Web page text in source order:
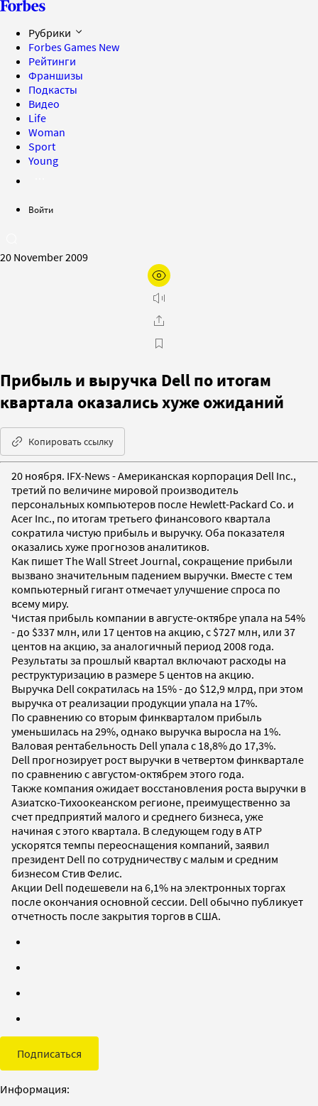
Рубрики
Forbes Games New
Рейтинги
Франшизы
Подкасты
Видео
Life
Woman
Sport
Young
Войти
20 November 2009
Прибыль и выручка Dell по итогам
квартала оказались хуже ожиданий
Копировать ссылку
20 ноября. IFX-News - Американская корпорация Dell Inc.,
третий по величине мировой производитель
персональных компьютеров после Hewlett-Packard Co. и
Acer Inc., по итогам третьего финансового квартала
сократила чистую прибыль и выручку. Оба показателя
оказались хуже прогнозов аналитиков.
Как пишет The Wall Street Journal, сокращение прибыли
вызвано значительным падением выручки. Вместе с тем
компьютерный гигант отмечает улучшение спроса по
всему миру.
Чистая прибыль компании в августе-октябре упала на 54%
- до $337 млн, или 17 центов на акцию, с $727 млн, или 37
центов на акцию, за аналогичный период 2008 года.
Результаты за прошлый квартал включают расходы на
реструктуризацию в размере 5 центов на акцию.
Выручка Dell сократилась на 15% - до $12,9 млрд, при этом
выручка от реализации продукции упала на 17%.
По сравнению со вторым финкварталом прибыль
уменьшилась на 29%, однако выручка выросла на 1%.
Валовая рентабельность Dell упала с 18,8% до 17,3%.
Dell прогнозирует рост выручки в четвертом финквартале
по сравнению с августом-октябрем этого года.
Также компания ожидает восстановления роста выручки в
Азиатско-Тихоокеанском регионе, преимущественно за
счет предприятий малого и среднего бизнеса, уже
начиная с этого квартала. В следующем году в АТР
ускорятся темпы переоснащения компаний, заявил
президент Dell по сотрудничеству с малым и средним
бизнесом Стив Фелис.
Акции Dell подешевели на 6,1% на электронных торгах
после окончания основной сессии. Dell обычно публикует
отчетность после закрытия торгов в США.
Подписаться
Информация: